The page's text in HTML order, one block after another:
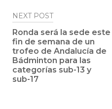
NEXT POST
Ronda será la sede este
fin de semana de un
trofeo de Andalucía de
Bádminton para las
categorías sub-13 y
sub-17